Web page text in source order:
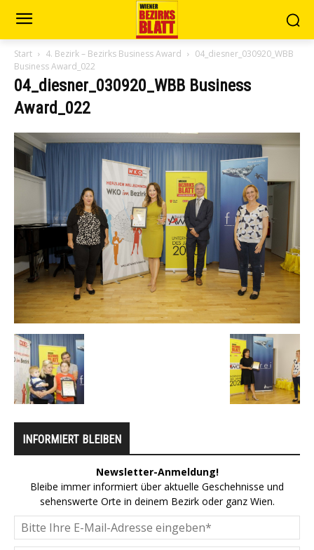
Start 4. Bezirk – Bezirks Business Award
04_diesner_030920_WBB
Business Award_022
04_diesner_030920_WBB Business
Award_022
INFORMIERT BLEIBEN
Newsletter-Anmeldung!
Bleibe immer informiert über aktuelle Geschehnisse und
sehenswerte Orte in deinem Bezirk oder ganz Wien.